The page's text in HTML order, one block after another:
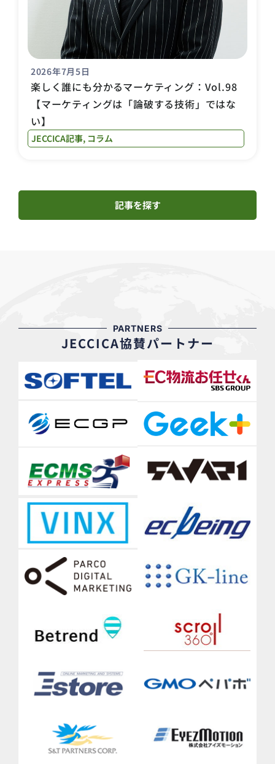
2026年7月5日
楽しく誰にも分かるマーケティング：Vol.98
【マーケティングは「論破する技術」ではな
い】
JECCICA記事, コラム
記事を探す
PARTNERS
JECCICA協賛パートナー